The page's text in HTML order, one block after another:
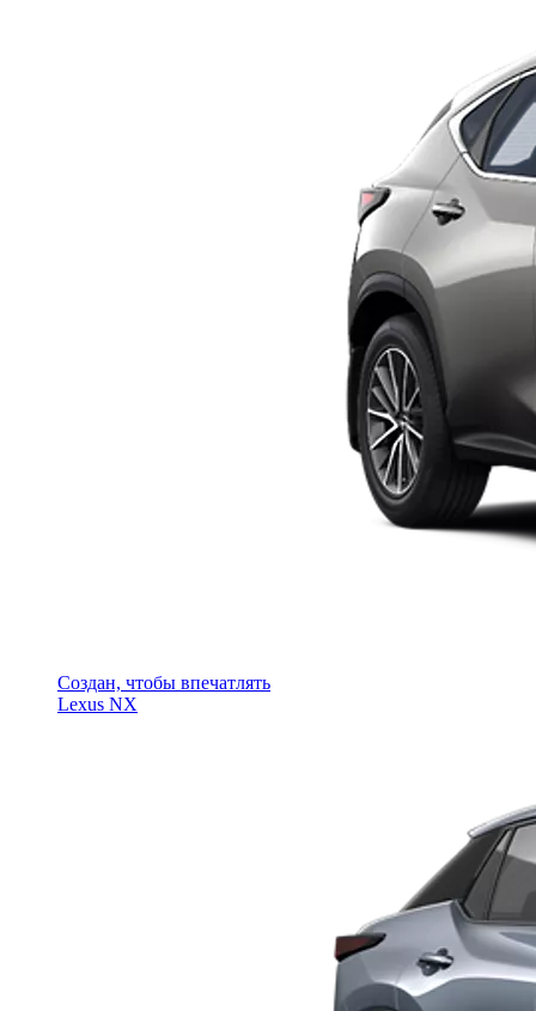
Создан, чтобы впечатлять
Lexus NX